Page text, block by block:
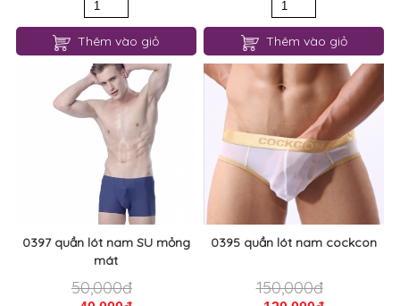
70,000đ
50,000đ
Thêm vào giỏ
190,000đ
170,000đ
Thêm vào giỏ